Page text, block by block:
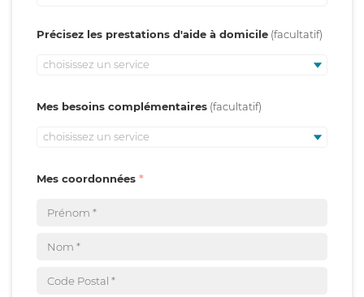
Précisez les prestations d'aide à domicile
choisissez un service
Mes besoins complémentaires
choisissez un service
Mes coordonnées